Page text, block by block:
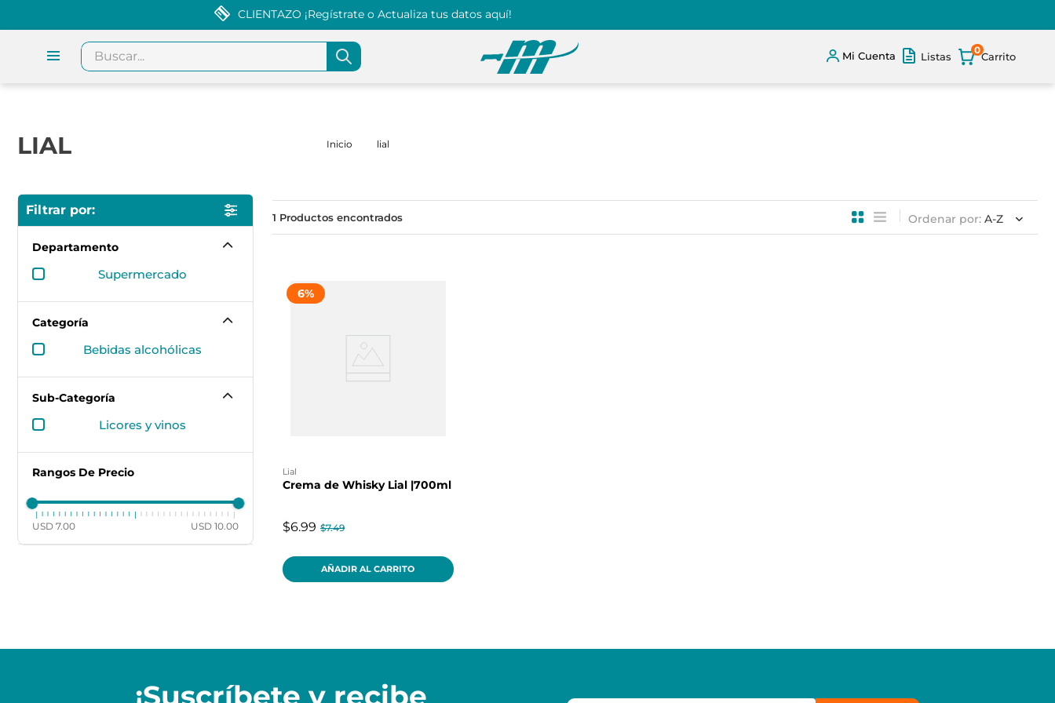
CLIENTAZO ¡Regístrate o Actualiza tus datos aquí!
Buscar...
Mi Cuenta Listas
0
LIAL lial
Departamento
supermercado
Categoría
bebidas alcohólicas
Sub-Categoría
licores y vinos
Rangos De Precio
USD 7.00 USD 10.00
1 Ordenar por A-Z
6%
lial
Crema de Whisky Lial |700ml
$6.99 $7.49
AÑADIR AL CARRITO
¡Suscríbete y recibe